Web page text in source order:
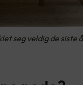
seg veldig de siste